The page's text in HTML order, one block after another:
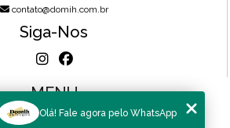
contato@domih.com.br
Siga-Nos
MENU
HOME
Olá! Fale agora pelo WhatsApp